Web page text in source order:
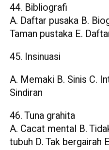
44. Bibliografi
A. Daftar pusaka B.
Taman pustaka E.
45. Insinuasi
A. Memaki B. Sinis C.
Sindiran
46. Tuna grahita
A. Cacat mental B.
tubuh D. Tak bergairah